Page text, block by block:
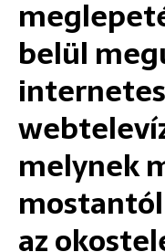
belül
melynek
az